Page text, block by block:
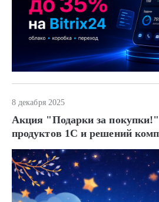
8 декабря 2025
Акция "Подарки за
продуктов 1С и решений